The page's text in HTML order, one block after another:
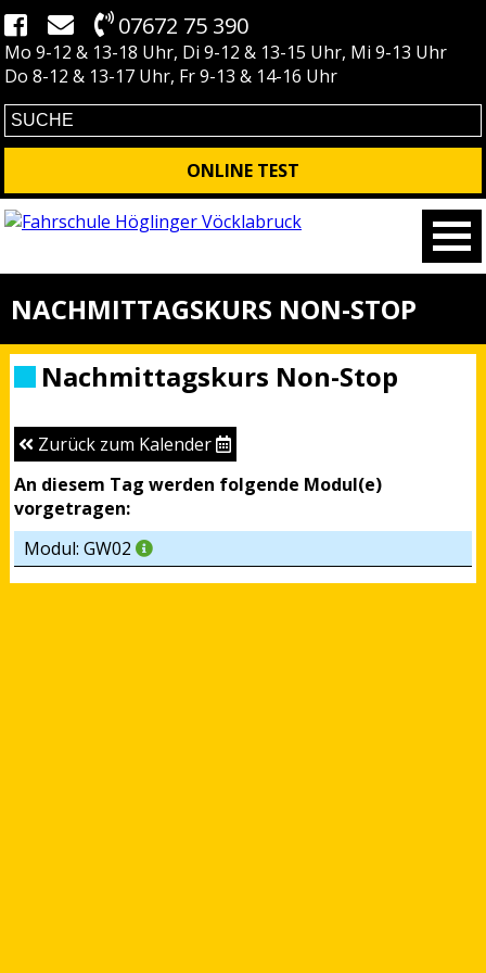
07672 75 390
Mo 9-12 & 13-18 Uhr, Di 9-12 & 13-15 Uhr, Mi 9-13 Uhr
Do 8-12 & 13-17 Uhr, Fr 9-13 & 14-16 Uhr
ONLINE TEST
NACHMITTAGSKURS NON-STOP
Nachmittagskurs Non-Stop
Zurück zum Kalender
An diesem Tag werden folgende Modul(e)
vorgetragen:
Modul: GW02